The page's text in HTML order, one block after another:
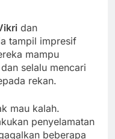
dan
tampil impresif
mampu
selalu mencari
rekan.
mau kalah.
penyelamatan
beberapa